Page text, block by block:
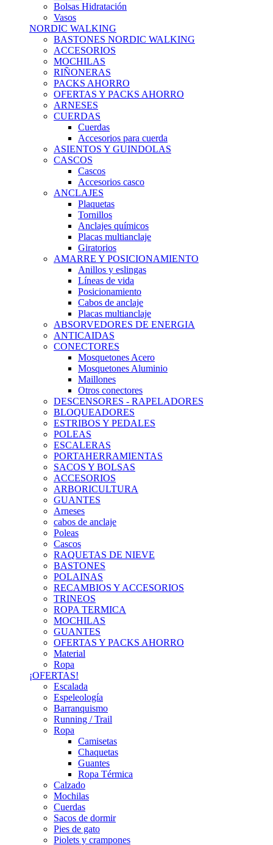
Bolsas Hidratación
Vasos
NORDIC WALKING
BASTONES NORDIC WALKING
ACCESORIOS
MOCHILAS
RIÑONERAS
PACKS AHORRO
OFERTAS Y PACKS AHORRO
ARNESES
CUERDAS
Cuerdas
Accesorios para cuerda
ASIENTOS Y GUINDOLAS
CASCOS
Cascos
Accesorios casco
ANCLAJES
Plaquetas
Tornillos
Anclajes químicos
Placas multianclaje
Giratorios
AMARRE Y POSICIONAMIENTO
Anillos y eslingas
Líneas de vida
Posicionamiento
Cabos de anclaje
Placas multianclaje
ABSORVEDORES DE ENERGIA
ANTICAIDAS
CONECTORES
Mosquetones Acero
Mosquetones Aluminio
Maillones
Otros conectores
DESCENSORES - RAPELADORES
BLOQUEADORES
ESTRIBOS Y PEDALES
POLEAS
ESCALERAS
PORTAHERRAMIENTAS
SACOS Y BOLSAS
ACCESORIOS
ARBORICULTURA
GUANTES
Arneses
cabos de anclaje
Poleas
Cascos
RAQUETAS DE NIEVE
BASTONES
POLAINAS
RECAMBIOS Y ACCESORIOS
TRINEOS
ROPA TERMICA
MOCHILAS
GUANTES
OFERTAS Y PACKS AHORRO
Material
Ropa
¡OFERTAS!
Escalada
Espeleología
Barranquismo
Running / Trail
Ropa
Camisetas
Chaquetas
Guantes
Ropa Térmica
Calzado
Mochilas
Cuerdas
Sacos de dormir
Pies de gato
Piolets y crampones